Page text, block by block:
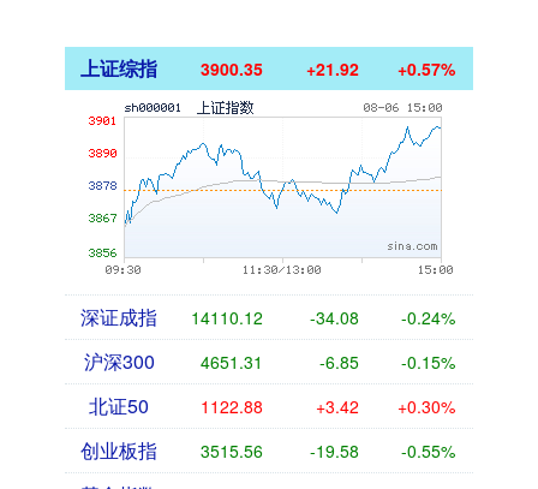
上证综指 3900.35 +21.92 +0.57%
深证成指 14110.12 -34.08 -0.24%
沪深300 4651.31 -6.85 -0.15%
北证50 1122.88 +3.42 +0.30%
创业板指 3515.56 -19.58 -0.55%